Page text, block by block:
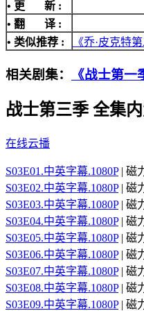
• 更 新 :
• 翻 译 :
• 类似推荐 :
《乔·皮克特第
相关剧集： 《战士第一
战士第三季 全集
在线云播
S03E01.中英字幕.1080P| 磁
S03E02.中英字幕.1080P| 磁
S03E03.中英字幕.1080P| 磁
S03E04.中英字幕.1080P| 磁
S03E05.中英字幕.1080P| 磁
S03E06.中英字幕.1080P| 磁
S03E07.中英字幕.1080P| 磁
S03E08.中英字幕.1080P| 磁
S03E09.中英字幕.1080P| 磁